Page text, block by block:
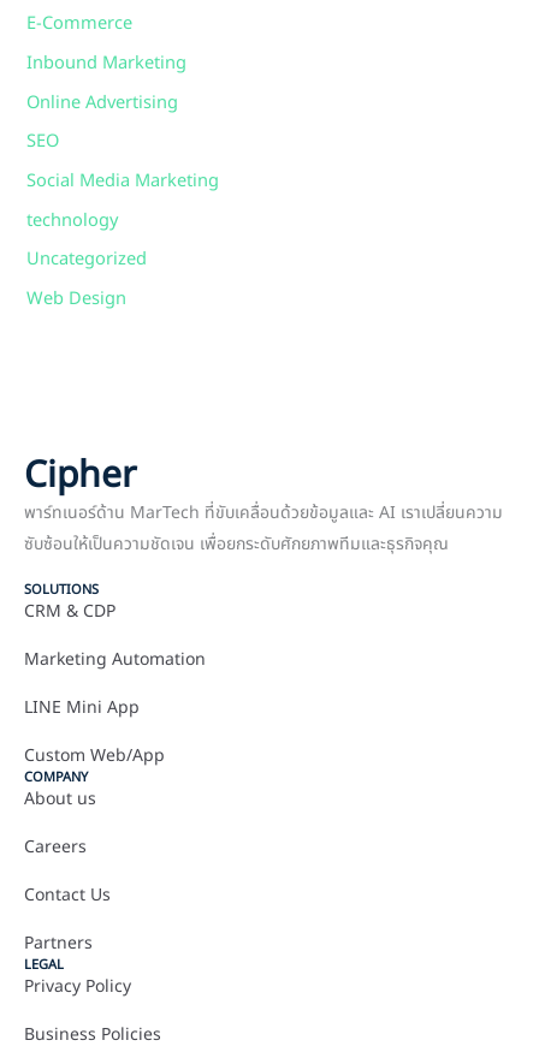
E-Commerce
Inbound Marketing
Online Advertising
SEO
Social Media Marketing
technology
Uncategorized
Web Design
Cipher
พาร์ทเนอร์ด้าน MarTech ที่ขับเคลื่อนด้วยข้อมูลและ AI เราเปลี่ยนความ
ซับซ้อนให้เป็นความชัดเจน เพื่อยกระดับศักยภาพทีมและธุรกิจคุณ
SOLUTIONS
CRM & CDP
Marketing Automation
LINE Mini App
Custom Web/App
COMPANY
About us
Careers
Contact Us
Partners
LEGAL
Privacy Policy
Business Policies